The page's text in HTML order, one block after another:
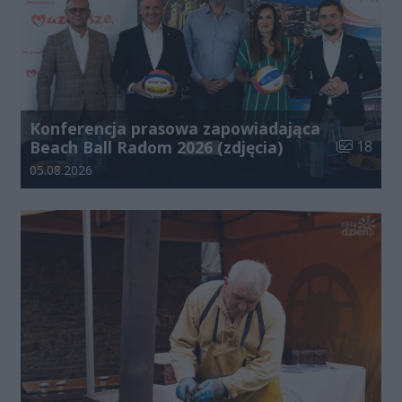
Konferencja prasowa zapowiadająca
Beach Ball Radom 2026 (zdjęcia)
Liczba
18
Data dodania galerii:
05.08.2026